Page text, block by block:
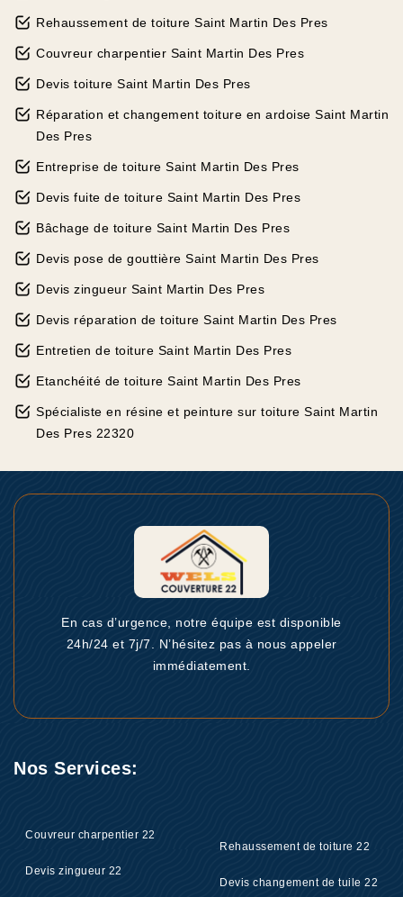
Rehaussement de toiture Saint Martin Des Pres
Couvreur charpentier Saint Martin Des Pres
Devis toiture Saint Martin Des Pres
Réparation et changement toiture en ardoise Saint Martin
Des Pres
Entreprise de toiture Saint Martin Des Pres
Devis fuite de toiture Saint Martin Des Pres
Bâchage de toiture Saint Martin Des Pres
Devis pose de gouttière Saint Martin Des Pres
Devis zingueur Saint Martin Des Pres
Devis réparation de toiture Saint Martin Des Pres
Entretien de toiture Saint Martin Des Pres
Etanchéité de toiture Saint Martin Des Pres
Spécialiste en résine et peinture sur toiture Saint Martin
Des Pres 22320
En cas d’urgence, notre équipe est disponible
24h/24 et 7j/7. N’hésitez pas à nous appeler
immédiatement.
Nos Services:
Couvreur charpentier 22
Devis zingueur 22
Rehaussement de toiture 22
Devis changement de tuile 22